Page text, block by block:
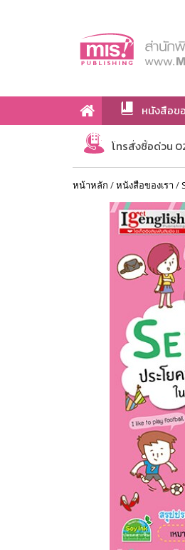
หนังสือข
เกี่ยวกับเรา
โทรสั่งซื้อด่วน
หน้าหลัก /หนังสือของเรา /